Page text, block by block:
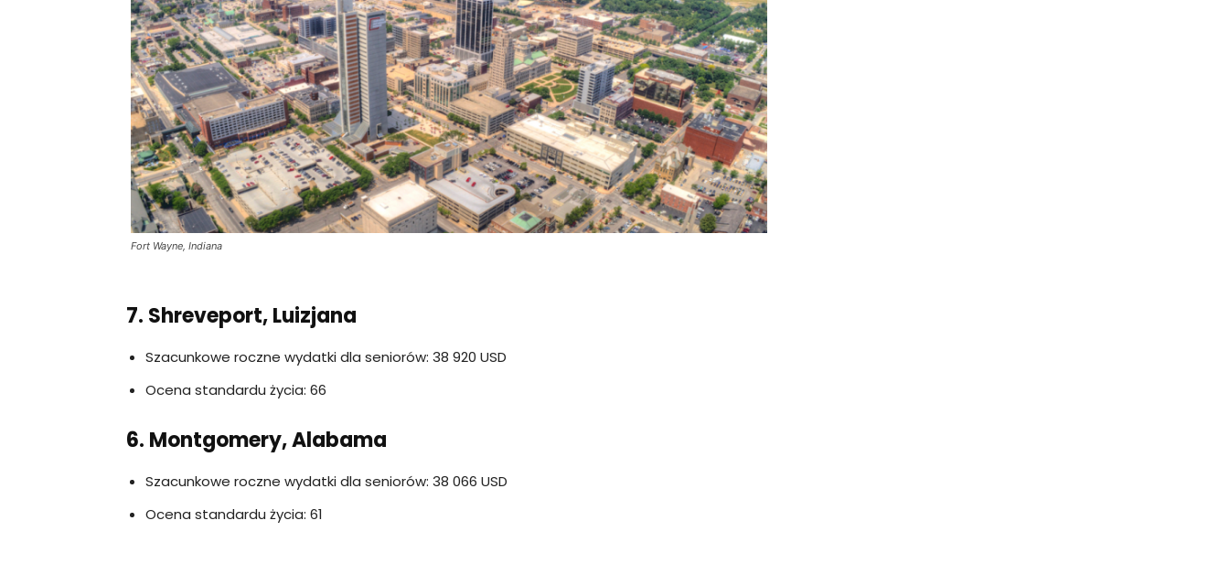
Fort Wayne, Indiana
7. Shreveport, Luizjana
Szacunkowe roczne wydatki dla seniorów: 38 920 USD
Ocena standardu życia: 66
6. Montgomery, Alabama
Szacunkowe roczne wydatki dla seniorów: 38 066 USD
Ocena standardu życia: 61